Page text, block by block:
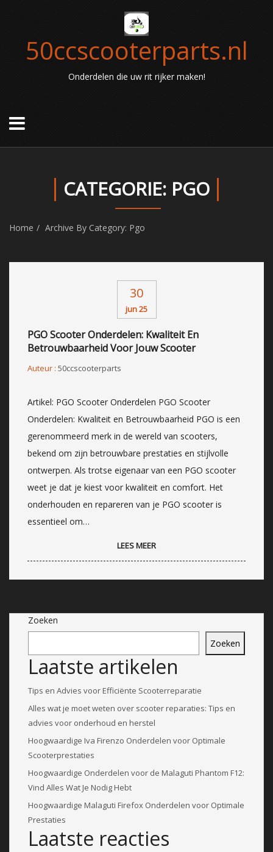
50ccscooterparts.nl
Onderdelen die uw rit rijker maken!
CATEGORIE: PGO
Home Archive By Category: Pgo
30
jun 25
PGO Scooter Onderdelen: Kwaliteit En
Betrouwbaarheid Voor Jouw Scooter
Auteur : 50ccscooterparts
Artikel: PGO Scooter Onderdelen PGO Scooter
Onderdelen: Kwaliteit en Betrouwbaarheid PGO is een
gerenommeerd merk in de wereld van scooters,
bekend om zijn betrouwbare prestaties en stijlvolle
ontwerpen. Als trotse eigenaar van een PGO scooter
weet je dat je kiest voor kwaliteit en comfort. Het
onderhouden en repareren van je PGO scooter is
essentieel om…
LEES MEER
Zoeken
Zoeken
Laatste artikelen
Tips en Advies voor Efficiënte Scooterreparatie
Alles wat je moet weten over scooter reparaties: Tips en
advies voor onderhoud en herstel
Hoogwaardige Iva Firenzo Onderdelen voor Optimale
Scooterprestaties
Hoogwaardige Onderdelen voor de Malaguti Phantom F12:
Vind Alles Wat Je Nodig Hebt
Hoogwaardige Malaguti Firefox Onderdelen voor Optimale
Prestaties
Laatste reacties